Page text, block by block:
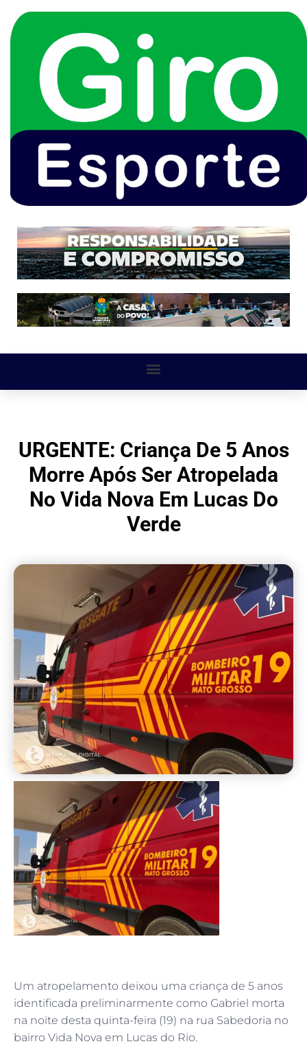
URGENTE: Criança De 5 Anos
Morre Após Ser Atropelada
No Vida Nova Em Lucas Do
Verde
Um atropelamento deixou uma criança de 5 anos
identificada preliminarmente como Gabriel morta
na noite desta quinta-feira (19) na rua Sabedoria no
bairro Vida Nova em Lucas do Rio.